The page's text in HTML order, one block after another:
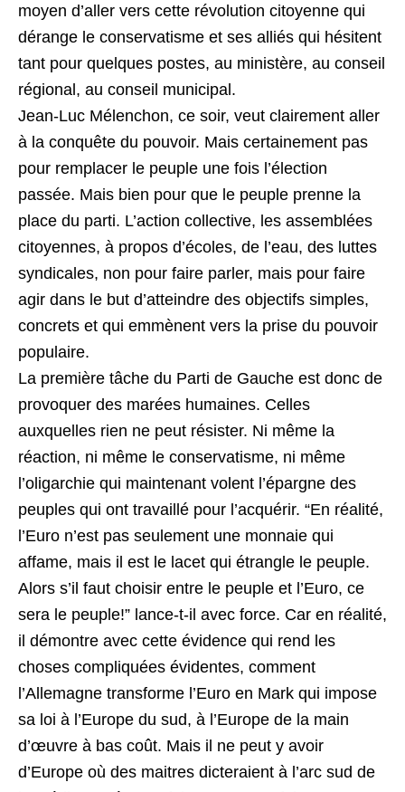
moyen d’aller vers cette révolution citoyenne qui
dérange le conservatisme et ses alliés qui hésitent
tant pour quelques postes, au ministère, au conseil
régional, au conseil municipal.
Jean-Luc Mélenchon, ce soir, veut clairement aller
à la conquête du pouvoir. Mais certainement pas
pour remplacer le peuple une fois l’élection
passée. Mais bien pour que le peuple prenne la
place du parti. L’action collective, les assemblées
citoyennes, à propos d’écoles, de l’eau, des luttes
syndicales, non pour faire parler, mais pour faire
agir dans le but d’atteindre des objectifs simples,
concrets et qui emmènent vers la prise du pouvoir
populaire.
La première tâche du Parti de Gauche est donc de
provoquer des marées humaines. Celles
auxquelles rien ne peut résister. Ni même la
réaction, ni même le conservatisme, ni même
l’oligarchie qui maintenant volent l’épargne des
peuples qui ont travaillé pour l’acquérir. “En réalité,
l’Euro n’est pas seulement une monnaie qui
affame, mais il est le lacet qui étrangle le peuple.
Alors s’il faut choisir entre le peuple et l’Euro, ce
sera le peuple!” lance-t-il avec force. Car en réalité,
il démontre avec cette évidence qui rend les
choses compliquées évidentes, comment
l’Allemagne transforme l’Euro en Mark qui impose
sa loi à l’Europe du sud, à l’Europe de la main
d’œuvre à bas coût. Mais il ne peut y avoir
d’Europe où des maitres dicteraient à l’arc sud de